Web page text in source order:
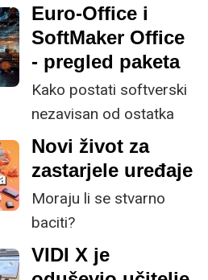
Euro-Office i
SoftMaker Office
- pregled paketa
Kako postati softverski
nezavisan od ostatka
svijeta?
Novi život za
zastarjele uređaje
Moraju li se stvarno
baciti?
VIDI X je